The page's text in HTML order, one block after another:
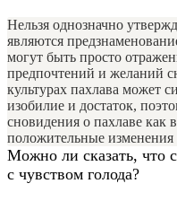
Нельзя однозначно
являются
могут быть просто
предпочтений и желаний
культурах пахлава может
изобилие и достаток,
сновидения о пахлаве как
положительные
Можно ли сказать, что
с чувством голода?